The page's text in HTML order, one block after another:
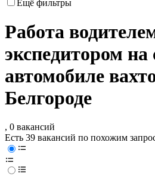
Ещё фильтры
Работа
экспедитором на
автомобиле
Белгороде
, 0 вакансий
Есть 39 вакансий по похожим